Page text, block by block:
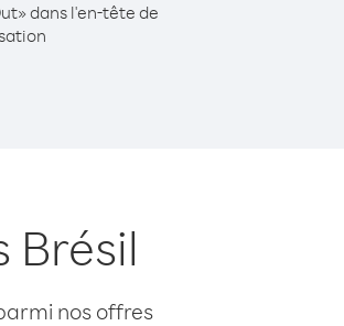
dans l'en-tête de
Brésil
nos offres